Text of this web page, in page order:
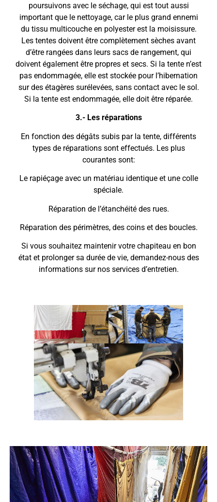
poursuivons avec le séchage, qui est tout aussi
important que le nettoyage, car le plus grand ennemi
du tissu multicouche en polyester est la moisissure.
Les tentes doivent être complètement sèches avant
d’être rangées dans leurs sacs de rangement, qui
doivent également être propres et secs. Si la tente n’est
pas endommagée, elle est stockée pour l’hibernation
sur des étagères surélevées, sans contact avec le sol.
Si la tente est endommagée, elle doit être réparée.
3.- Les réparations
En fonction des dégâts subis par la tente, différents
types de réparations sont effectués. Les plus
courantes sont:
Le rapiéçage avec un matériau identique et une colle
spéciale.
Réparation de l’étanchéité des rues.
Réparation des périmètres, des coins et des boucles.
Si vous souhaitez maintenir votre chapiteau en bon
état et prolonger sa durée de vie, demandez-nous des
informations sur nos services d’entretien.